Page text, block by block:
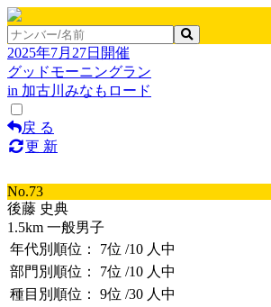
2025年7月27日開催
グッドモーニングラン
in 加古川みなもロード
戻 る
更 新
No.73
後藤 史典
1.5km 一般男子
年代別順位：
7位 /10 人中
部門別順位：
7位 /10 人中
種目別順位：
9位 /30 人中